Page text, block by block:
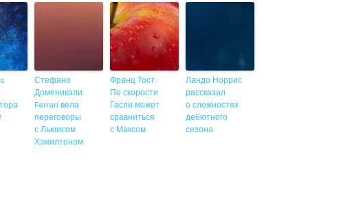
Стефано
Доменикали:
Ferrari вела
переговоры
с Льюисом
Хэмилтоном
Франц Тост:
По скорости
Гасли может
сравниться
с Максом
Ландо Норрис
рассказал
о сложностях
дебютного
сезона